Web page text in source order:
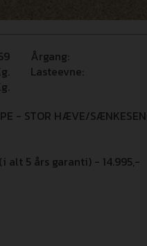
Årgang:
Lasteevne:
- STOR HÆVE/
5 års garanti) - 14.995,-